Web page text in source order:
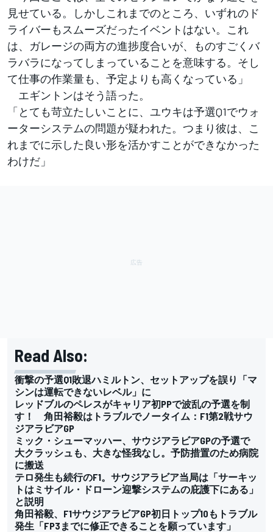
見せている。しかしこれまでのところ、いずれのド
ライバーもスムーズだったイベントはない。これ
は、ガレージの両方の進捗度合いが、ものすごくバ
ラバラになってしまっていることを意味する。そし
て仕事の作業量も、予定よりも高くなっている」
エギントンはそう語った。
「とても苛立たしいことに、ユウキは予選Q1でウォ
ーターシステムの問題が疑われた。つまり彼は、こ
れまでに示した良い形を活かすことができなかった
わけだ」
Read Also:
衝撃の予選Q1敗退ハミルトン、セットアップを誤り「マ
シンは運転できないレベル」に
レッドブルのペレスがキャリア初PPで波乱の予選を制
す！ 角田裕毅はトラブルでノータイム：F1第2戦サウ
ジアラビアGP
ミック・シューマッハー、サウジアラビアGPの予選で
大クラッシュも、大きな怪我なし。予防措置のため病院
に搬送
テロ発生も続行のF1。サウジアラビア当局は「サーキッ
トはミサイル・ドローン迎撃システムの庇護下にある」
と説明
角田裕毅、F1サウジアラビアGP初日トップ10もトラブル
発生「FP3までに修正できることを願っています」